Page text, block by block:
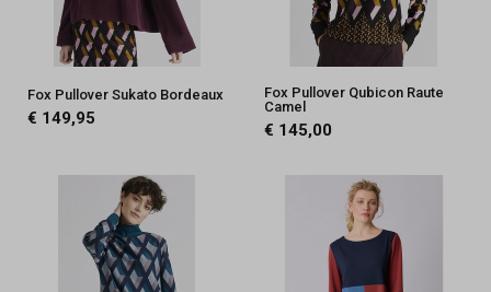
Fox Pullover Sukato Bordeaux
€ 149,95
Fox Pullover Qubicon Raute
Camel
€ 145,00